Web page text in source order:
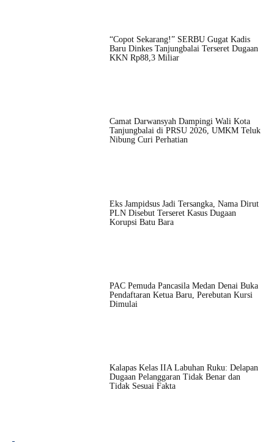
“Copot Sekarang!” SERBU Gugat Kadis
Baru Dinkes Tanjungbalai Terseret Dugaan
KKN Rp88,3 Miliar
Camat Darwansyah Dampingi Wali Kota
Tanjungbalai di PRSU 2026, UMKM Teluk
Nibung Curi Perhatian
Eks Jampidsus Jadi Tersangka, Nama Dirut
PLN Disebut Terseret Kasus Dugaan
Korupsi Batu Bara
PAC Pemuda Pancasila Medan Denai Buka
Pendaftaran Ketua Baru, Perebutan Kursi
Dimulai
Kalapas Kelas IIA Labuhan Ruku: Delapan
Dugaan Pelanggaran Tidak Benar dan
Tidak Sesuai Fakta